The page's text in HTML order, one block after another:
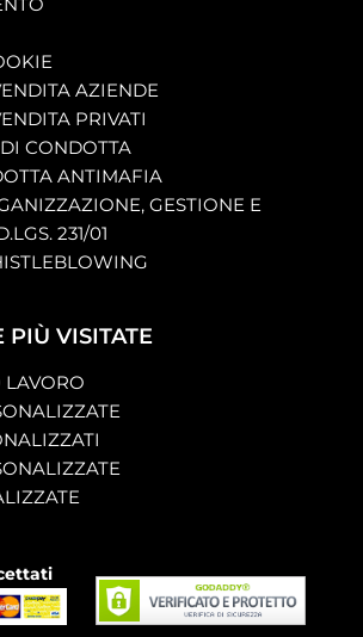
AZIENDE
PRIVATI
CONDOTTA
ANTIMAFIA
GESTIONE E
231/01
PIÙ VISITATE